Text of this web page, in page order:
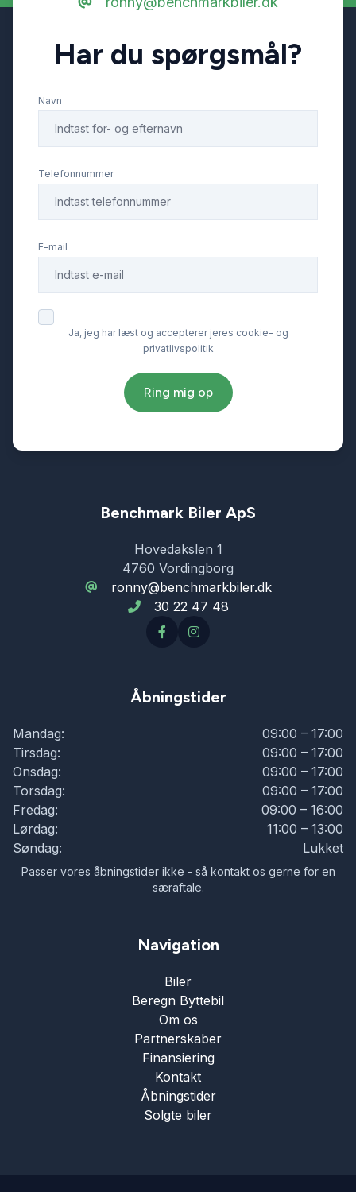
Har du spørgsmål?
Navn
Telefonnummer
E-mail
Ja, jeg har læst og accepterer jeres cookie- og
privatlivspolitik
Ring mig op
Benchmark Biler ApS
Hovedakslen 1
4760 Vordingborg
ronny@benchmarkbiler.dk
30 22 47 48
Åbningstider
Mandag:
09:00 – 17:00
Tirsdag:
09:00 – 17:00
Onsdag:
09:00 – 17:00
Torsdag:
09:00 – 17:00
Fredag:
09:00 – 16:00
Lørdag:
11:00 – 13:00
Søndag:
Lukket
Passer vores åbningstider ikke - så kontakt os gerne for en
særaftale.
Navigation
Biler
Beregn Byttebil
Om os
Partnerskaber
Finansiering
Kontakt
Åbningstider
Solgte biler